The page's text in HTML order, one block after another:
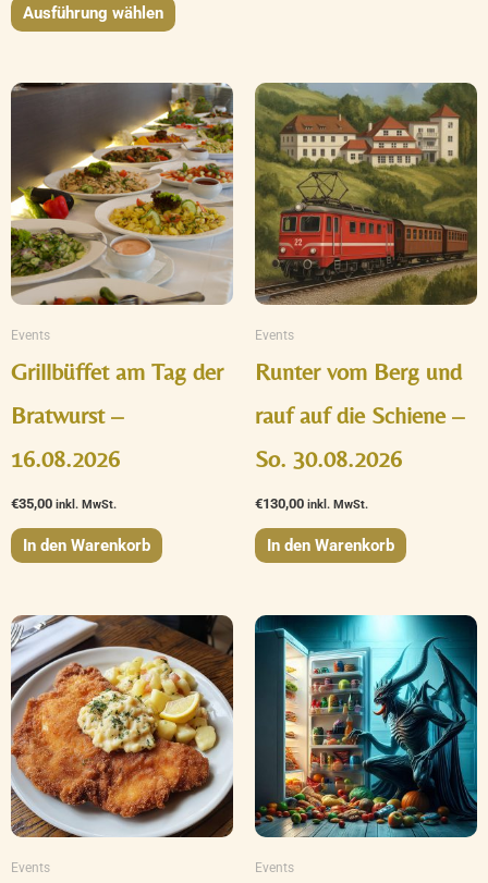
Ausführung wählen
Events
Grillbüffet am Tag der
Bratwurst –
16.08.2026
€35,00 inkl. MwSt.
In den Warenkorb
Events
Runter vom Berg und
rauf auf die Schiene –
So. 30.08.2026
€130,00 inkl. MwSt.
In den Warenkorb
Events Events